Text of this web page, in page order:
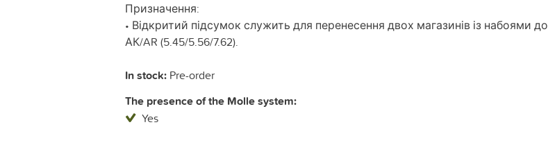
Призначення:
• Відкритий підсумок служить для перенесення двох магазинів із набоями до
АК/AR (5.45/5.56/7.62).
In stock: Pre-order
The presence of the Molle system:
Yes